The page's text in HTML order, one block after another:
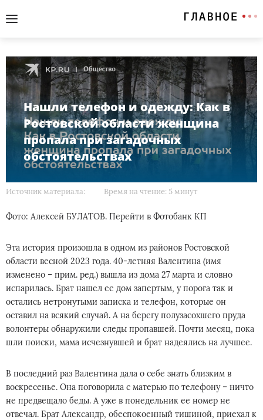
Нашли телефон и одежду: Как в
Ростовской области женщина
пропала при загадочных
обстоятельствах
Источник материала: Время на чтение: 5 минут
Фото: Алексей БУЛАТОВ. Перейти в Фотобанк КП
Эта история произошла в одном из районов Ростовской
области весной 2023 года. 40-летняя Валентина (имя
изменено – прим. ред.) вышла из дома 27 марта и словно
испарилась. Брат нашел ее дом запертым, у порога так и
остались нетронутыми записка и телефон, которые он
оставил на всякий случай. А на берегу полузасохшего пруда
волонтеры обнаружили следы пропавшей. Почти месяц, пока
шли поиски, мама исчезнувшей и брат надеялись на лучшее.
В последний раз Валентина дала о себе знать близким в
воскресенье. Она поговорила с матерью по телефону – ничто
не предвещало беды. А уже в понедельник ее номер не
отвечал. Брат Александр, обеспокоенный тишиной, приехал к